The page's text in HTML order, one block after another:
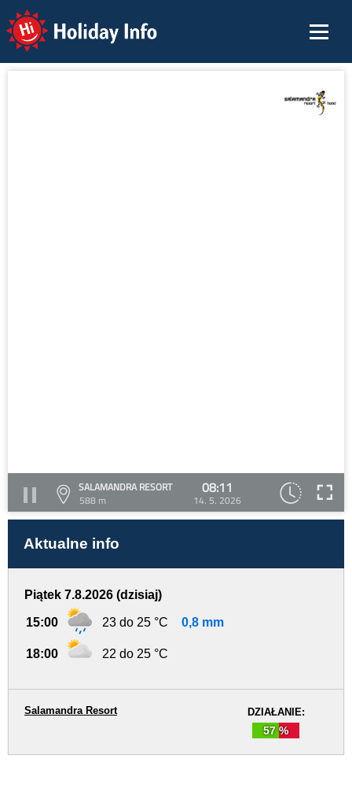
Holiday Info
SALAMANDRA RESORT
588 m
08:11
14. 5. 2026
Aktualne info
Piątek 7.8.2026 (dzisiaj)
15:00 23 do 25 °C 0,8 mm
18:00 22 do 25 °C
DZIAŁANIE:
57 %
Salamandra Resort